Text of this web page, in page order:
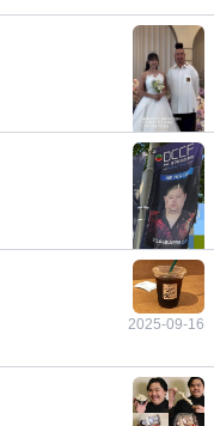
2025-09-28
2025-09-20
2025-09-16